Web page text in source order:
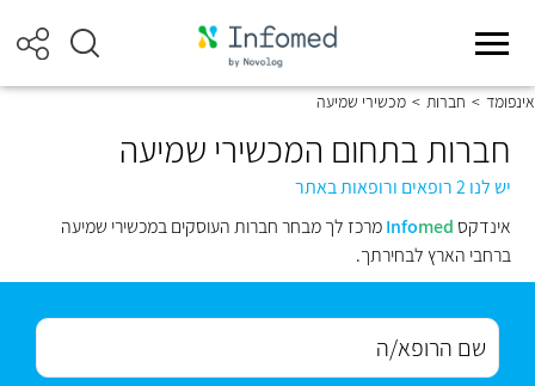
אינפומד > חברות > מכשירי שמיעה
חברות בתחום המכשירי שמיעה
יש לנו 2 רופאים ורופאות באתר
אינדקס
Infomed
מרכז לך מבחר חברות העוסקים במכשירי שמיעה
ברחבי הארץ לבחירתך.